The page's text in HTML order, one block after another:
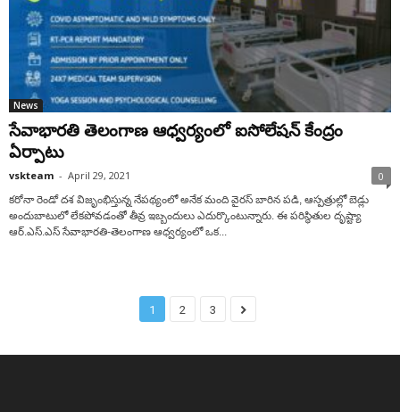
News
సేవాభార‌తి తెలంగాణ ఆధ్వ‌ర్యంలో ఐసోలేష‌న్ కేంద్రం
ఏర్పాటు
vskteam - April 29, 2021 0
క‌రోనా రెండో ద‌శ విజృంభిస్తున్న నేప‌థ్యంలో అనేక మంది వైర‌స్ బారిన ప‌డి, ఆస్ప‌త్రుల్లో బెడ్లు
అందుబాటులో లేక‌పోవ‌డంతో తీవ్ర ఇబ్బందులు ఎదుర్కొంటున్నారు. ఈ ప‌రిస్థితుల దృష్ట్యా
ఆర్‌.ఎస్‌.ఎస్ సేవాభార‌తి-తెలంగాణ ఆధ్వ‌ర్యంలో ఒక...
1 2 3